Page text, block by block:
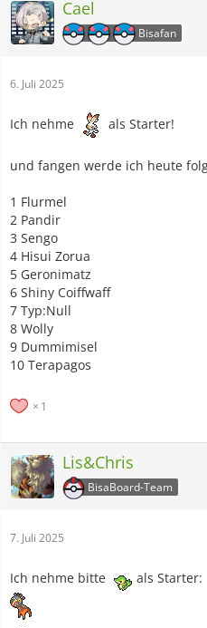
Cael
Bisafan
6. Juli 2025
Ich nehme als Starter!
und fangen werde ich heute
1 Flurmel
2 Pandir
3 Sengo
4 Hisui Zorua
5 Geronimatz
6 Shiny Coiffwaff
7 Typ:Null
8 Wolly
9 Dummimisel
10 Terapagos
1
Lis&Chris
BisaBoard-Team
7. Juli 2025
Ich nehme bitte als Starter: